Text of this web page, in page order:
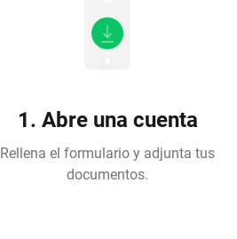
1. Abre una cuenta
Rellena el formulario y adjunta tus
documentos.